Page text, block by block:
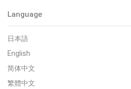
Language
日本語
English
简体中文
繁體中文